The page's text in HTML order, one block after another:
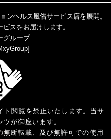
ンヘルス風俗サービス店を展開。
スをお届けします。
グループ
]
ト閲覧を禁止いたします。当サ
が御座います。
断転載、及び無許可での使用